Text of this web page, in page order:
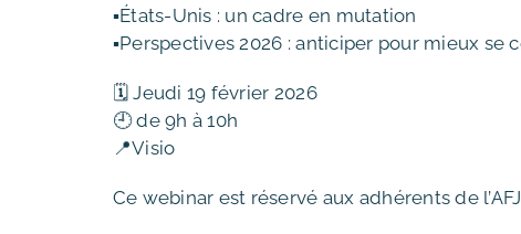
▪️États-Unis : un cadre en mutation
▪️Perspectives 2026 : anticiper pour mieux se
🗓️ Jeudi 19 février 2026
🕘 de 9h à 10h
📍Visio
Ce webinar est réservé aux adhérents de